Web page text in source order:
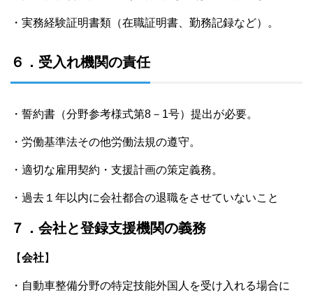
・実務経験証明書類（在職証明書、勤務記録など）。
６．受入れ機関の責任
・誓約書（分野参考様式第8－1号）提出が必要。
・労働基準法その他労働法規の遵守。
・適切な雇用契約・支援計画の策定義務。
・過去１年以内に会社都合の退職をさせていないこと
７．会社と登録支援機関の義務
【会社】
・自動車整備分野の特定技能外国人を受け入れる場合に